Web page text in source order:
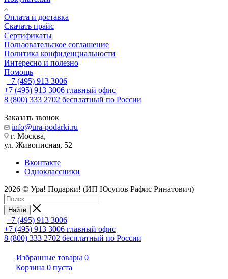
Оплата и доставка
Скачать прайс
Сертификаты
Пользовательское соглашение
Политика конфиденциальности
Интересно и полезно
Помощь
+7 (495) 913 3006
+7 (495) 913 3006 главный офис
8 (800) 333 2702 бесплатный по России
Заказать звонок
info@ura-podarki.ru
г. Москва,
ул. Живописная, 52
Вконтакте
Одноклассники
2026 © Ура! Подарки! (ИП Юсупов Рафис Ринатович)
Найти
+7 (495) 913 3006
+7 (495) 913 3006 главный офис
8 (800) 333 2702 бесплатный по России
Избранные товары 0
Корзина 0 пуста